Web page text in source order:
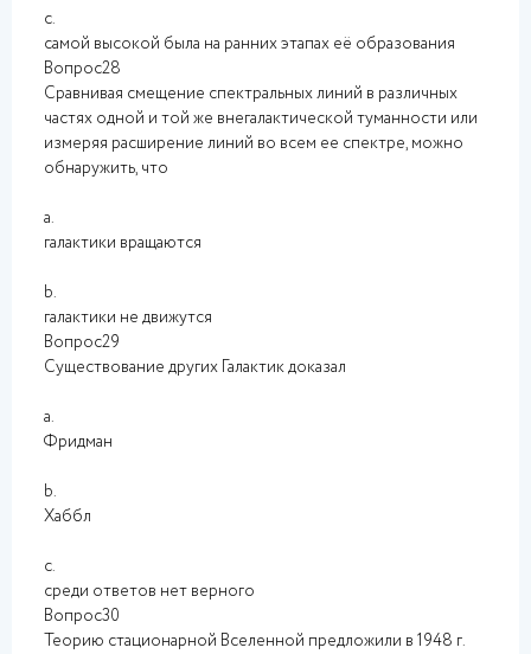
c.
самой высокой была на ранних этапах её образования
Вопрос28
Сравнивая смещение спектральных линий в различных
частях одной и той же внегалактической туманности или
измеряя расширение линий во всем ее спектре, можно
обнаружить, что
a.
галактики вращаются
b.
галактики не движутся
Вопрос29
Существование других Галактик доказал
a.
Фридман
b.
Хаббл
c.
среди ответов нет верного
Вопрос30
Теорию стационарной Вселенной предложили в 1948 г.